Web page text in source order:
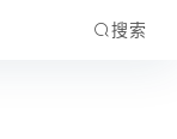
搜索